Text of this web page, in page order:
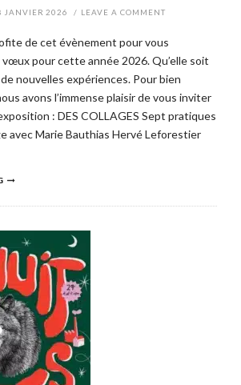
JANVIER 2026 / LEAVE A COMMENT
de cet évènement pour vous
pour cette année 2026. Qu’elle soit
nouvelles expériences. Pour bien
avons l’immense plaisir de vous inviter
: DES COLLAGES Sept pratiques
avec Marie Bauthias Hervé Leforestier